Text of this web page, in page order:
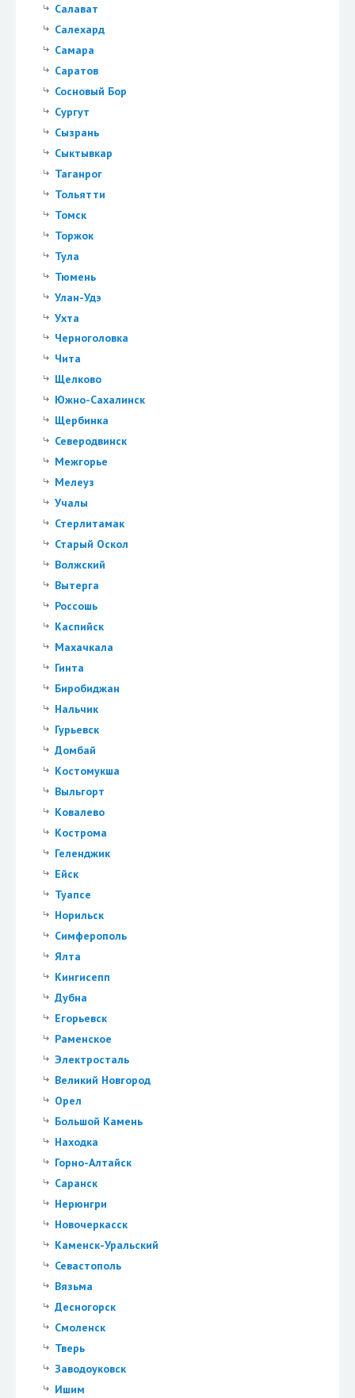
Салават
Салехард
Самара
Саратов
Сосновый Бор
Сургут
Сызрань
Сыктывкар
Таганрог
Тольятти
Томск
Торжок
Тула
Тюмень
Улан-Удэ
Ухта
Черноголовка
Чита
Щелково
Южно-Сахалинск
Щербинка
Северодвинск
Межгорье
Мелеуз
Учалы
Стерлитамак
Старый Оскол
Волжский
Вытерга
Россошь
Каспийск
Махачкала
Гинта
Биробиджан
Нальчик
Гурьевск
Домбай
Костомукша
Выльгорт
Ковалево
Кострома
Геленджик
Ейск
Туапсе
Норильск
Симферополь
Ялта
Кингисепп
Дубна
Егорьевск
Раменское
Электросталь
Великий Новгород
Орел
Большой Камень
Находка
Горно-Алтайск
Саранск
Нерюнгри
Новочеркасск
Каменск-Уральский
Севастополь
Вязьма
Десногорск
Смоленск
Тверь
Заводоуковск
Ишим